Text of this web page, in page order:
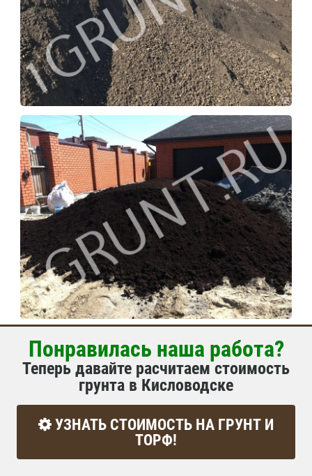
Понравилась наша работа?
Теперь давайте расчитаем стоимость
грунта в Кисловодске
УЗНАТЬ СТОИМОСТЬ НА ГРУНТ И
ТОРФ!